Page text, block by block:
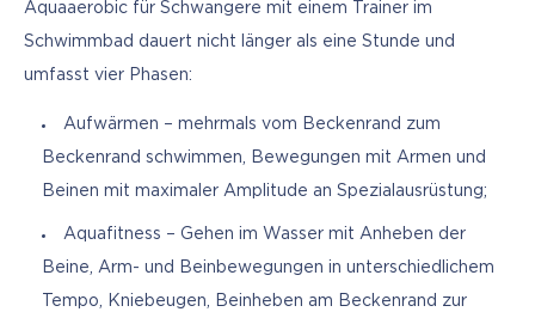
Aquaaerobic für Schwangere mit einem Trainer im
Schwimmbad dauert nicht länger als eine Stunde und
umfasst vier Phasen:
Aufwärmen – mehrmals vom Beckenrand zum
Beckenrand schwimmen, Bewegungen mit Armen und
Beinen mit maximaler Amplitude an Spezialausrüstung;
Aquafitness – Gehen im Wasser mit Anheben der
Beine, Arm- und Beinbewegungen in unterschiedlichem
Tempo, Kniebeugen, Beinheben am Beckenrand zur